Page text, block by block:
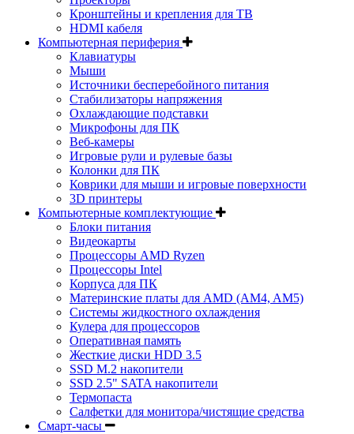
Кронштейны и крепления для ТВ
HDMI кабеля
Компьютерная периферия
Клавиатуры
Мыши
Источники бесперебойного питания
Стабилизаторы напряжения
Охлаждающие подставки
Микрофоны для ПК
Веб-камеры
Игровые рули и рулевые базы
Колонки для ПК
Коврики для мыши и игровые поверхности
3D принтеры
Компьютерные комплектующие
Блоки питания
Видеокарты
Процессоры AMD Ryzen
Процессоры Intel
Корпуса для ПК
Материнские платы для AMD (AM4, AM5)
Системы жидкостного охлаждения
Кулера для процессоров
Оперативная память
Жесткие диски HDD 3.5
SSD M.2 накопители
SSD 2.5" SATA накопители
Термопаста
Салфетки для монитора/чистящие средства
Смарт-часы